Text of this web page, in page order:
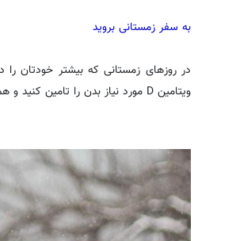
به سفر زمستانی بروید
در روزهای زمستانی که بیشتر خودتان
ویتامین D مورد نیاز بدن را تامین کنید و هم از سلامت ذهنی برخوردار شوید.